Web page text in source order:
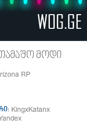
WOG.GE
მოდი
RP
KingxKatanx